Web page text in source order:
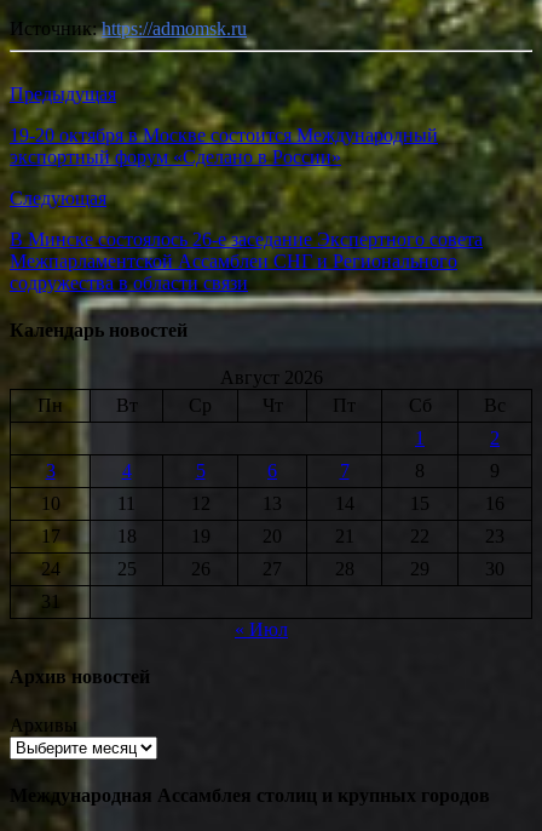
Источник:https://admomsk.ru
Предыдущая
19-20 октября в Москве состоится Международный
экспортный форум «Сделано в России»
Следующая
В Минске состоялось 26-е заседание Экспертного совета
Межпарламентской Ассамблеи СНГ и Регионального
содружества в области связи
Календарь новостей
Август 2026
Пн
Вт Ср Чт Пт Сб
Вс
1
2
3
4 5 6 7 8
9
10
11 12 13 14 15
16
17
18 19 20 21 22
23
24
25 26 27 28 29
30
31
« Июл
Архив новостей
Архивы
Международная Ассамблея столиц и крупных городов